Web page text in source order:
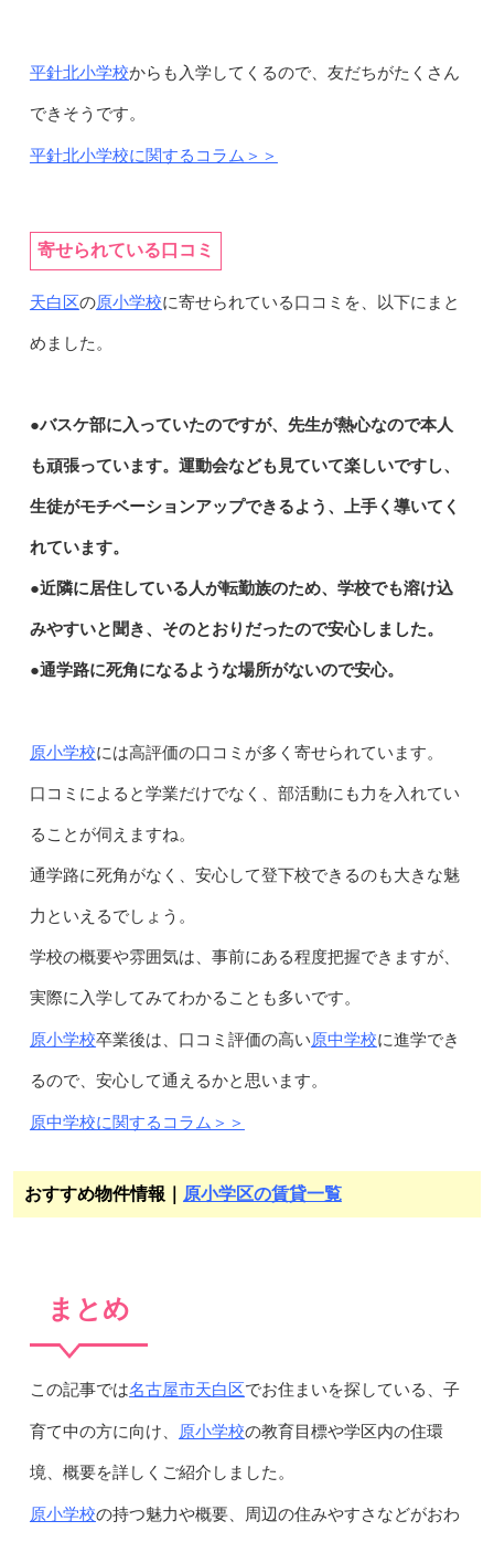
平針北小学校からも入学してくるので、友だちがたくさん
できそうです。
平針北小学校に関するコラム＞＞
寄せられている口コミ
天白区の原小学校に寄せられている口コミを、以下にまと
めました。
●バスケ部に入っていたのですが、先生が熱心なので本人
も頑張っています。運動会なども見ていて楽しいですし、
生徒がモチベーションアップできるよう、上手く導いてく
れています。
●近隣に居住している人が転勤族のため、学校でも溶け込
みやすいと聞き、そのとおりだったので安心しました。
●通学路に死角になるような場所がないので安心。
原小学校には高評価の口コミが多く寄せられています。
口コミによると学業だけでなく、部活動にも力を入れてい
ることが伺えますね。
通学路に死角がなく、安心して登下校できるのも大きな魅
力といえるでしょう。
学校の概要や雰囲気は、事前にある程度把握できますが、
実際に入学してみてわかることも多いです。
原小学校卒業後は、口コミ評価の高い原中学校に進学でき
るので、安心して通えるかと思います。
原中学校に関するコラム＞＞
おすすめ物件情報｜ 原小学区の賃貸一覧
まとめ
この記事では名古屋市天白区でお住まいを探している、子
育て中の方に向け、 原小学校の教育目標や学区内の住環
境、概要を詳しくご紹介しました。
原小学校の持つ魅力や概要、周辺の住みやすさなどがおわ